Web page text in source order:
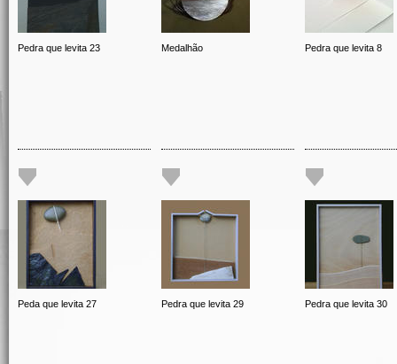
Pedra que levita 23 Medalhão Pedra que levita 8
Peda que levita 27 Pedra que levita 29 Pedra que levita 30